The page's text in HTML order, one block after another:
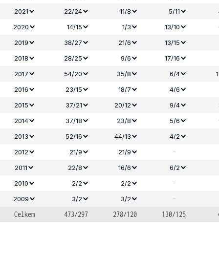
2021
22/24 11/8 5/11
2020
14/15 1/3 13/10
2019
38/27 21/6
13/15
2018
28/25 9/6
17/16
2017
54/20 35/8 6/4
2016
23/15 18/7
4/6
2015
37/21 20/12 9/4
2014
37/18 23/8 5/6
2013
52/16 44/13
4/2
2012
21/9 21/9 -
2011 22/8 16/6
6/2
2010
2/2 2/2 -
2009 3/2 3/2
-
Celkem
473/297 278/120 130/125